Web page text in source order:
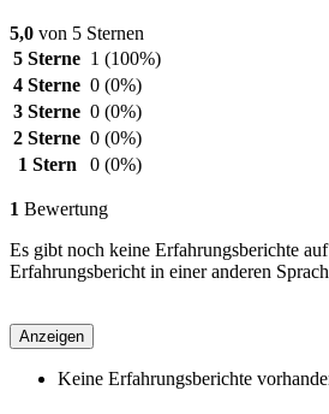
5,0 von 5 Sternen
5 Sterne 1 (100%)
4 Sterne 0 (0%)
3 Sterne 0 (0%)
2 Sterne 0 (0%)
1 Stern
0 (0%)
1 Bewertung
Es gibt noch keine Erfahrungsberichte
Erfahrungsbericht in einer anderen
Anzeigen
Keine Erfahrungsberichte